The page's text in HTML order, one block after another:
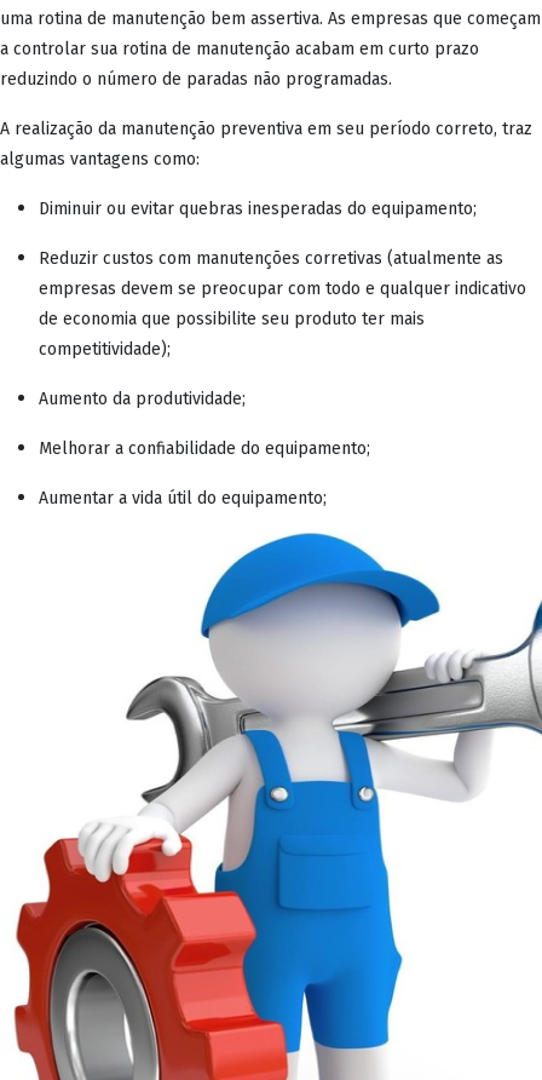
uma rotina de manutenção bem assertiva. As empresas que começam
a controlar sua rotina de manutenção acabam em curto prazo
reduzindo o número de paradas não programadas.
A realização da manutenção preventiva em seu período correto, traz
algumas vantagens como:
Diminuir ou evitar quebras inesperadas do equipamento;
Reduzir custos com manutenções corretivas (atualmente as
empresas devem se preocupar com todo e qualquer indicativo
de economia que possibilite seu produto ter mais
competitividade);
Aumento da produtividade;
Melhorar a confiabilidade do equipamento;
Aumentar a vida útil do equipamento;